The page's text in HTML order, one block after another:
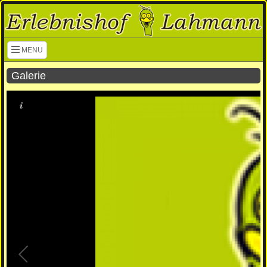
MENU
Navigation überspringen
Galerie